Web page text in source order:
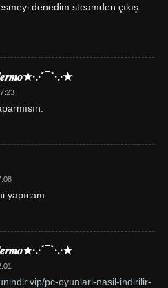
denedim steamden çıkış
yapıcam
pc-oyunlari-nasil-indirilir-